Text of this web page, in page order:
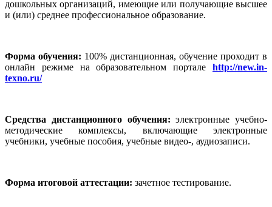
дошкольных организаций, имеющие или получающие высшее
и (или) среднее профессиональное образование.
Форма обучения: 100% дистанционная, обучение проходит в
онлайн режиме на образовательном портале http://new.in-
texno.ru/
Средства дистанционного обучения: электронные учебно-
методические комплексы, включающие электронные
учебники, учебные пособия, учебные видео-, аудиозаписи.
Форма итоговой аттестации: зачетное тестирование.